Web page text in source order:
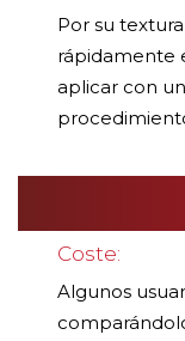
Por su
rápidamente
aplicar con
Coste:
Algunos